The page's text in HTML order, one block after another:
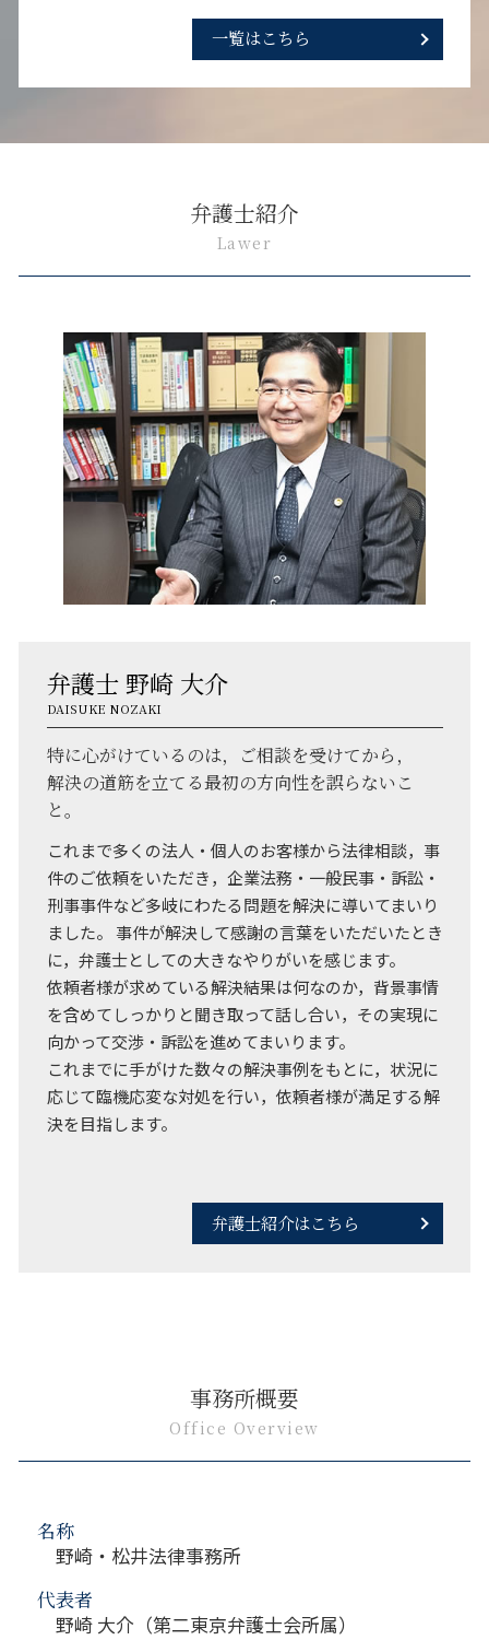
一覧はこちら
弁護士紹介
Lawer
弁護士 野崎 大介
DAISUKE NOZAKI
特に心がけているのは，ご相談を受けてから，
解決の道筋を立てる最初の方向性を誤らないこ
と。
これまで多くの法人・個人のお客様から法律相談，事
件のご依頼をいただき，企業法務・一般民事・訴訟・
刑事事件など多岐にわたる問題を解決に導いてまいり
ました。 事件が解決して感謝の言葉をいただいたとき
に，弁護士としての大きなやりがいを感じます。
依頼者様が求めている解決結果は何なのか，背景事情
を含めてしっかりと聞き取って話し合い，その実現に
向かって交渉・訴訟を進めてまいります。
これまでに手がけた数々の解決事例をもとに，状況に
応じて臨機応変な対処を行い，依頼者様が満足する解
決を目指します。
弁護士紹介はこちら
事務所概要
Office Overview
名称
野崎・松井法律事務所
代表者
野崎 大介（第二東京弁護士会所属）